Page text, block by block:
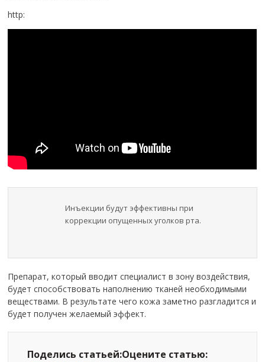
http:
Инъекции будут эффективны при
коррекции опущенных уголков рта.
Препарат, который вводит специалист в зону воздействия,
будет способствовать наполнению тканей необходимыми
веществами. В результате чего кожа заметно разгладится и
будет получен желаемый эффект.
Поделись статьей:Оцените статью: